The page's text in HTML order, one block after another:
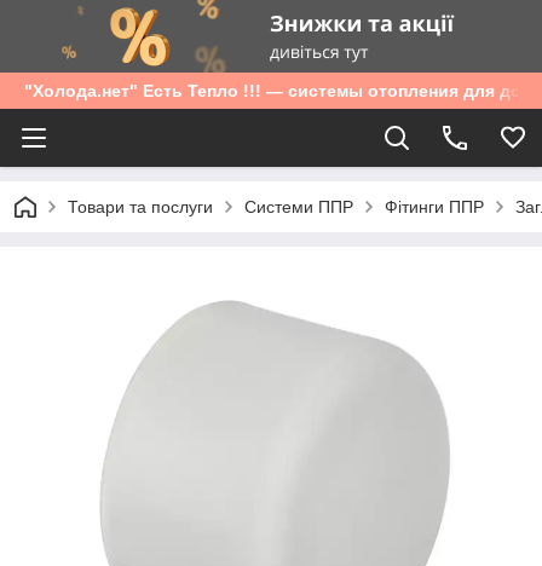
"Холода.нет" Есть Тепло !!! — системы отопления для дома
Товари та послуги Системи ППР Фітинги ППР